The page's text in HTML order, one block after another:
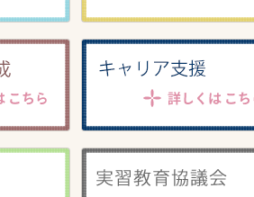
ンタルヘルスケア」「第2回 教育担当
護職員対象 役割別研修プログラム：
回実地指導者会」研修報告
研修プログラム「論理的思考」研修
レベル別研修プログラム「組織役割
料を公開しました（院内のみでアクセス